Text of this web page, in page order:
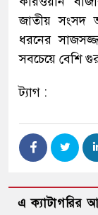
জাতীয় সংসদ
ধরনের
সবচেয়ে বেশি
ট্যাগ :
এ ক্যাটাগরির